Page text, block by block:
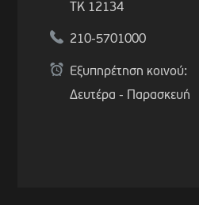
ΤΚ 12134
210-5701000
Εξυπηρέτηση κοινού:
Δευτέρα - Παρασκευή